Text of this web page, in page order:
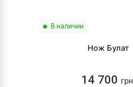
В наличии
Нож Булат
14 700 грн